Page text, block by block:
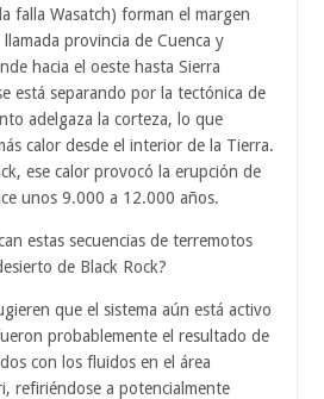
falla Wasatch) forman el margen
provincia de Cuenca y
hacia el oeste hasta Sierra
está separando por la tectónica de
adelgaza la corteza, lo que
calor desde el interior de la Tierra.
ese calor provocó la erupción de
unos 9.000 a 12.000 años.
estas secuencias de terremotos
de Black Rock?
que el sistema aún está activo
probablemente el resultado de
con los fluidos en el área
refiriéndose a potencialmente